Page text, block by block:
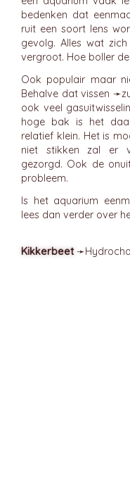
bedenken dat
ruit een soort lens
gevolg. Alles wat
vergroot. Hoe boller
Ook populair maar
Behalve dat vissen ➛
ook veel
hoge bak is het
relatief klein. Het is
niet stikken zal er
gezorgd. Ook de
probleem.
Is het aquarium
lees dan verder over
Kikkerbeet➛